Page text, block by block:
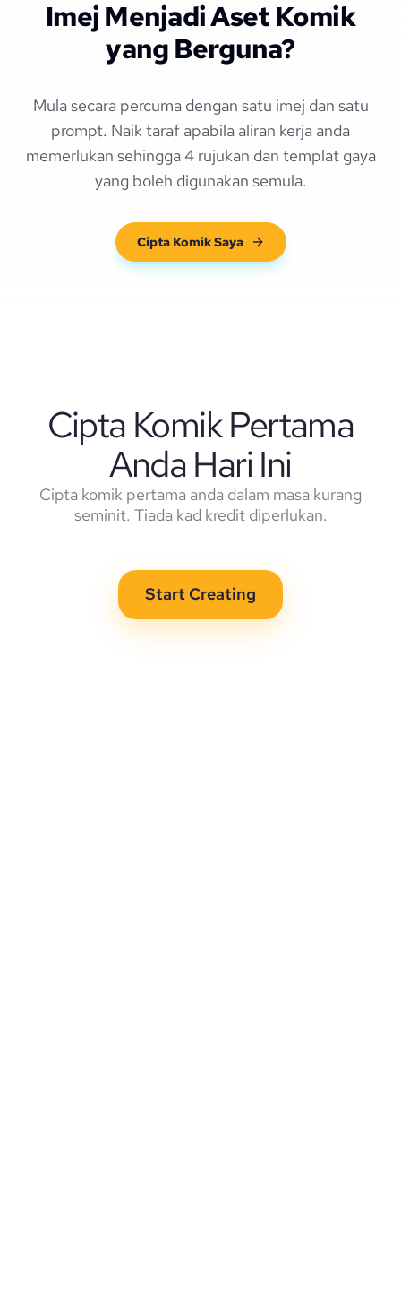
Imej Menjadi Aset Komik
yang Berguna?
Mula secara percuma dengan satu imej dan satu
prompt. Naik taraf apabila aliran kerja anda
memerlukan sehingga 4 rujukan dan templat gaya
yang boleh digunakan semula.
Cipta Komik Saya
Cipta Komik Pertama
Anda Hari Ini
Cipta komik pertama anda dalam masa kurang
seminit. Tiada kad kredit diperlukan.
Start Creating